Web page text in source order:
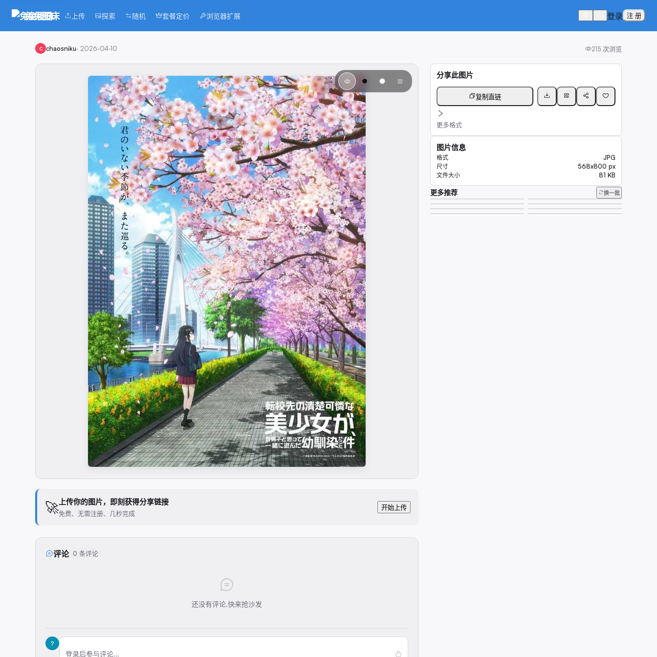
兔兔图床 上传 探索 随机 套餐定价 浏览器扩展 登录 注 册
C chaosniku· 2026-04-10 215 次浏览
🚀上传你的图片，即刻获得分享链接
免费、无需注册、几秒完成
开始上传
评论 0 条评论
还没有评论,快来抢沙发
?
登录后参与评论...
分享此图片
复制直链
更多格式
图片信息
格式 JPG
尺寸 568x800 px
文件大小 81 KB
更多推荐 换一批